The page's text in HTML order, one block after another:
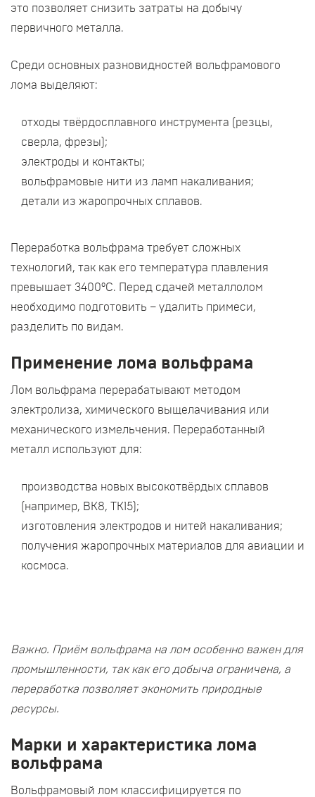
это позволяет снизить затраты на добычу
первичного металла.
Среди основных разновидностей вольфрамового
лома выделяют:
отходы твёрдосплавного инструмента (резцы,
сверла, фрезы);
электроды и контакты;
вольфрамовые нити из ламп накаливания;
детали из жаропрочных сплавов.
Переработка вольфрама требует сложных
технологий, так как его температура плавления
превышает 3400°C. Перед сдачей металлолом
необходимо подготовить – удалить примеси,
разделить по видам.
Применение лома вольфрама
Лом вольфрама перерабатывают методом
электролиза, химического выщелачивания или
механического измельчения. Переработанный
металл используют для:
производства новых высокотвёрдых сплавов
(например, ВК8, ТК15);
изготовления электродов и нитей накаливания;
получения жаропрочных материалов для авиации и
космоса.
Важно. Приём вольфрама на лом особенно важен для
промышленности, так как его добыча ограничена, а
переработка позволяет экономить природные
ресурсы.
Марки и характеристика лома
вольфрама
Вольфрамовый лом классифицируется по